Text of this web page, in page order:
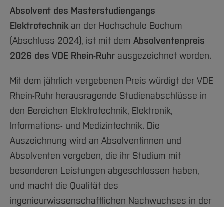
Arbeiten im FB G
Forschung und Projekte
International
Team
Service
Studiengänge
Studieninteressierte
Aktuelles
Studium
Fachgruppen
Forschung und Entwicklung
International
Team
Service
Notfall-Infos
BO Shop
Familiengerechte Hochschule
Gleichstellung
Diskriminierungsfreie Hochschule
Vertretungen
Wahlen
Hochschulbibliothek
Hochschulkommunikation
International Office
Medienzentrum
qed-Stiftung
Zentrale Studienberatung
Absolvent des Masterstudiengangs
Elektrotechnik an der Hochschule Bochum
(Abschluss 2024), ist mit dem Absolventenpreis
2026 des VDE Rhein-Ruhr ausgezeichnet worden.
Mit dem jährlich vergebenen Preis würdigt der VDE
Rhein-Ruhr herausragende Studienabschlüsse in
den Bereichen Elektrotechnik, Elektronik,
Informations- und Medizintechnik. Die
Auszeichnung wird an Absolventinnen und
Absolventen vergeben, die ihr Studium mit
besonderen Leistungen abgeschlossen haben,
und macht die Qualität des
ingenieurwissenschaftlichen Nachwuchses in der